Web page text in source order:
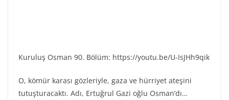
Kuruluş Osman 90. Bölüm: https://youtu.be/U-IsJHh9qik
O, kömür karası gözleriyle, gaza ve hürriyet ateşini
tutuşturacaktı. Adı, Ertuğrul Gazi oğlu Osman’dı…